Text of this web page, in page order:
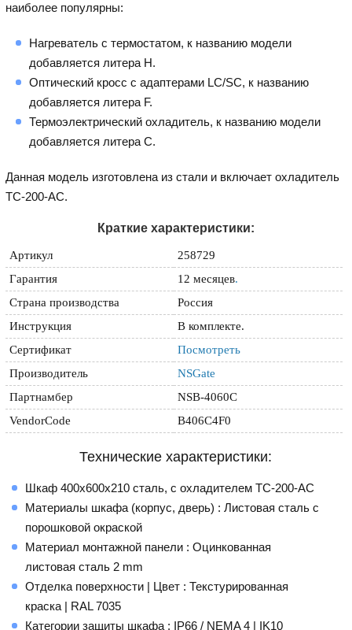
наиболее популярны:
Нагреватель с термостатом, к названию модели
добавляется литера H.
Оптический кросс с адаптерами LC/SC, к названию
добавляется литера F.
Термоэлектрический охладитель, к названию модели
добавляется литера C.
Данная модель изготовлена из стали и включает охладитель
TC-200-AC.
Краткие характеристики:
Артикул
258729
Гарантия
12 месяцев.
Страна производства
Россия
Инструкция
В комплекте.
Сертификат
Посмотреть
Производитель
NSGate
Партнамбер
NSB-4060C
VendorCode
B406C4F0
Технические характеристики:
Шкаф 400x600x210 сталь, с охладителем TC-200-AC
Материалы шкафа (корпус, дверь) : Листовая сталь с
порошковой окраской
Материал монтажной панели : Оцинкованная
листовая сталь 2 mm
Отделка поверхности | Цвет : Текстурированная
краска | RAL 7035
Категории защиты шкафа : IP66 / NEMA 4 | IK10